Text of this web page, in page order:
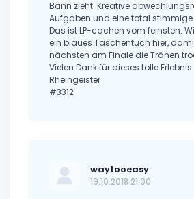
Bann zieht. Kreative
Aufgaben und eine total stimmige
Das ist LP-cachen vom feinsten.
ein blaues Taschentuch hier,
nächsten am Finale die Tränen
Vielen Dank für dieses tolle
Rheingeister
#3312
waytooeasy
19.10.2018 21:00